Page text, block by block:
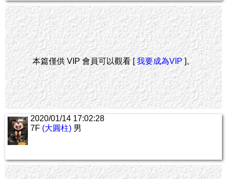
本篇僅供 VIP 會員可以觀看 [我要成為VIP]。
2020/01/14 17:02:28
7F (大圓柱) 男